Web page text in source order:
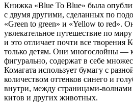
Книжка «Blue To Blue» была
с двумя другими, сделанных по
«Green to green» и «Yellow to red».
увлекательное путешествие по
и это отличает почти все творения
только детям. Они многослойны —
фигурально, содержат в себе
Комагата использует бумагу с
количеством оттенков синего и
внутри, между страницами-
китов и других животных.